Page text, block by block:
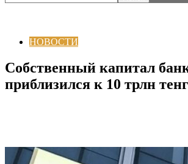
НОВОСТИ
Собственный капитал
приблизился к 10 трлн